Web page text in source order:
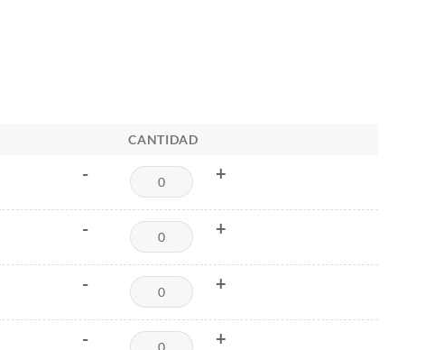
CANTIDAD
- +
- +
- +
- +